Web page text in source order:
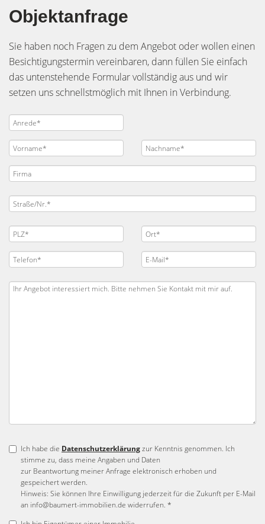
Objektanfrage
Sie haben noch Fragen zu dem Angebot oder wollen einen
Besichtigungstermin vereinbaren, dann füllen Sie einfach
das untenstehende Formular vollständig aus und wir
setzen uns schnellstmöglich mit Ihnen in Verbindung.
Ich habe die Datenschutzerklärungzur Kenntnis genommen. Ich
stimme zu, dass meine Angaben und Daten
zur Beantwortung meiner Anfrage elektronisch erhoben und
gespeichert werden.
Hinweis: Sie können Ihre Einwilligung jederzeit für die Zukunft per E-Mail
an info@baumert-immobilien.de widerrufen. *